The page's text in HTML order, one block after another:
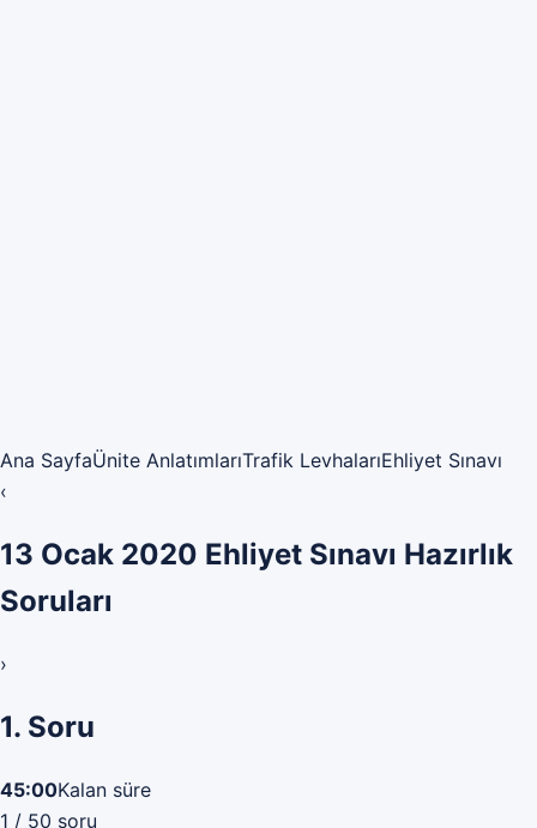
Ana SayfaÜnite AnlatımlarıTrafik LevhalarıEhliyet Sınavı
‹
13 Ocak 2020 Ehliyet Sınavı Hazırlık
Soruları
›
1. Soru
45:00Kalan süre
1 / 50 soru